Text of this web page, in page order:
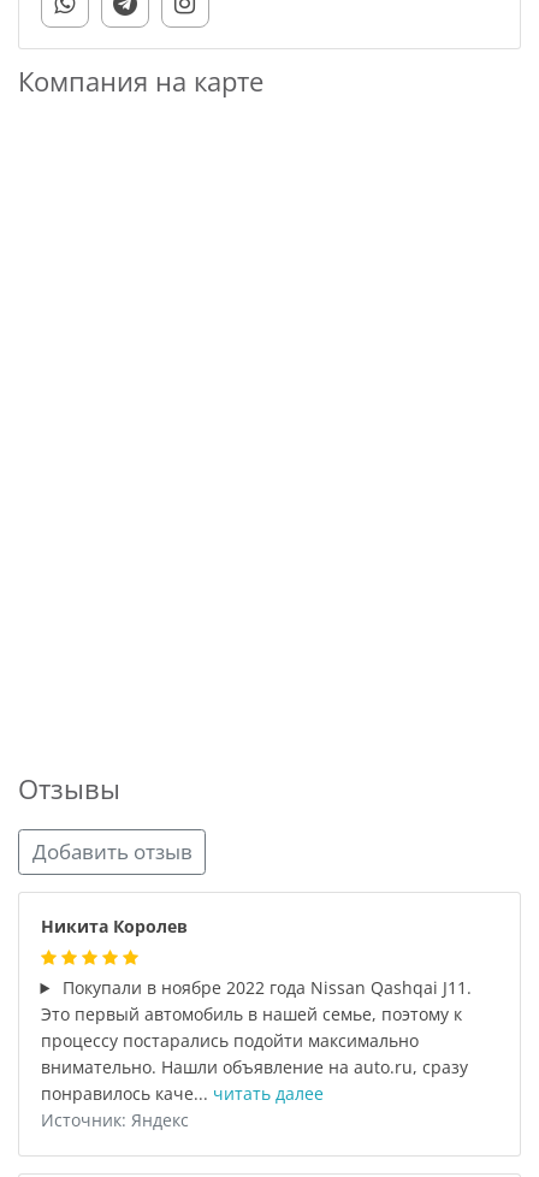
Компания на карте
Отзывы
Добавить отзыв
Никита Королев
Покупали в ноябре 2022 года Nissan Qashqai J11.
Это первый автомобиль в нашей семье, поэтому к
процессу постарались подойти максимально
внимательно. Нашли объявление на auto.ru, сразу
понравилось каче... читать далее
Источник: Яндекс